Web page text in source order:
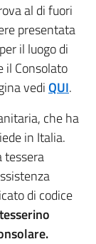
al di fuori
presentata
il luogo di
il Consolato
vediQUI.
che ha
in Italia.
tessera
di codice